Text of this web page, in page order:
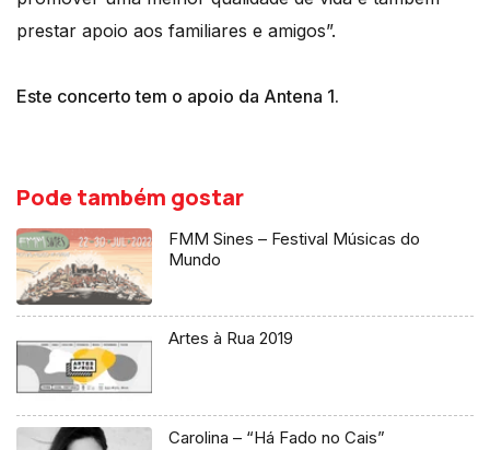
prestar apoio aos familiares e amigos”.
Este concerto tem o apoio da Antena 1.
Pode também gostar
FMM Sines – Festival Músicas do
Mundo
Artes à Rua 2019
Carolina – “Há Fado no Cais”